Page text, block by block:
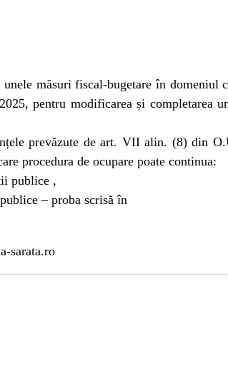
măsuri fiscal-bugetare în domeniul
pentru modificarea și completarea
prevăzute de art. VII alin. (8) din
procedura de ocupare poate continua:
publice ,
– proba scrisă în
sarata.ro